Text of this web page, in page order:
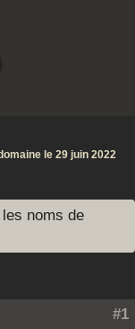
le 29 juin 2022
noms de
#1